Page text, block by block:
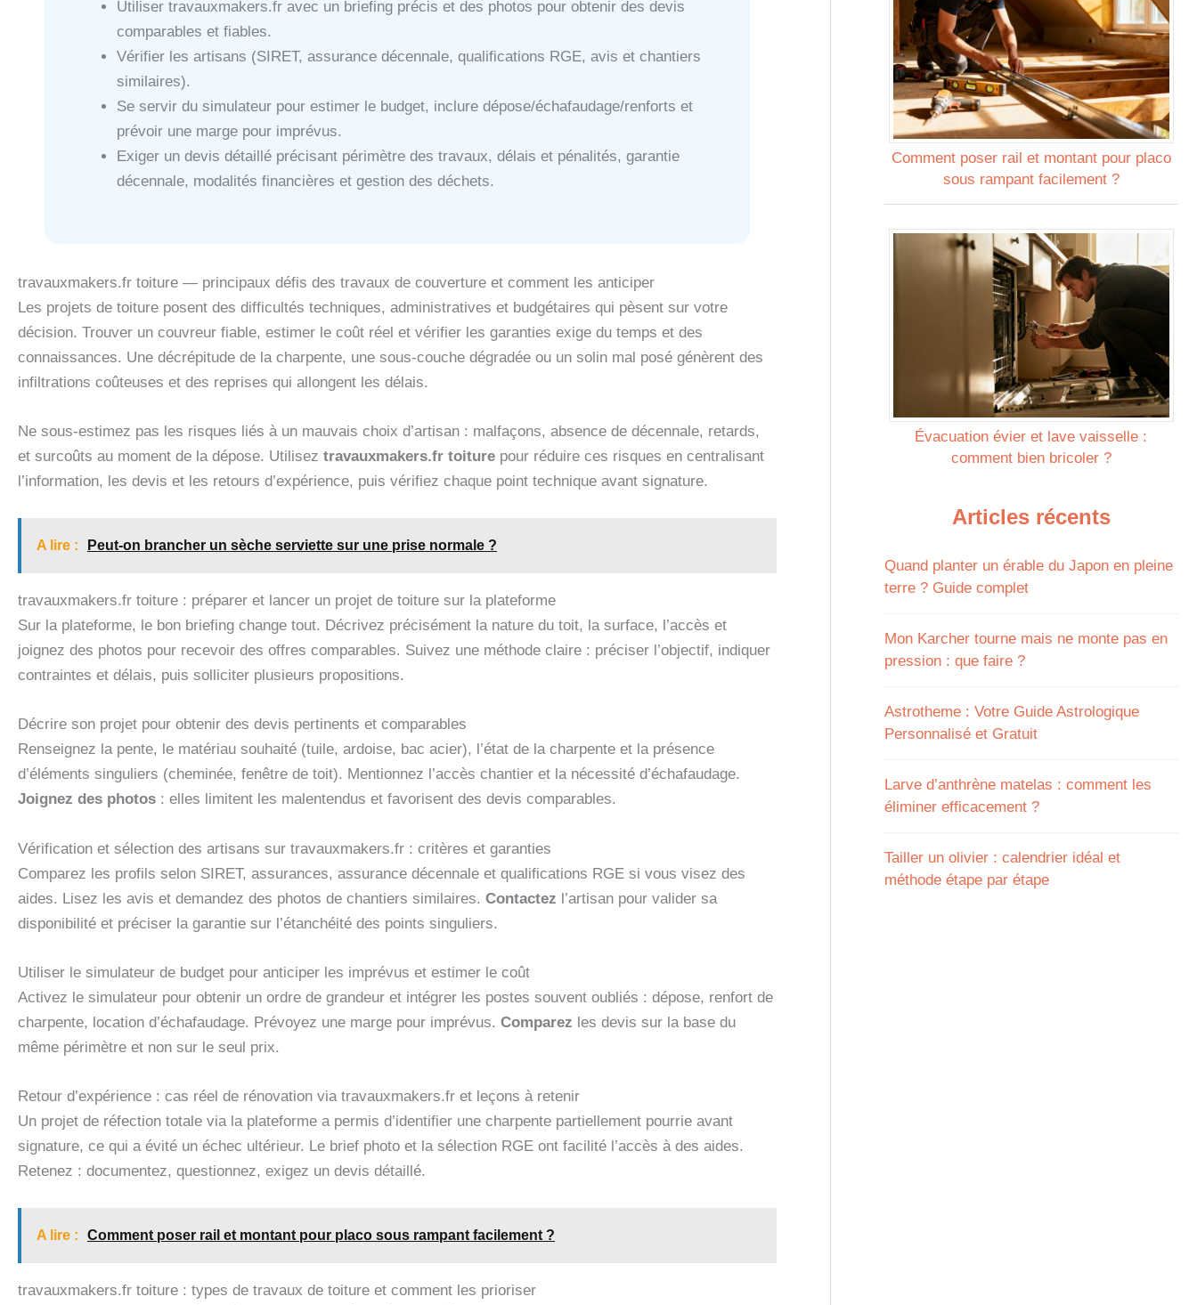
Utiliser travauxmakers.fr avec un briefing précis et des photos pour obtenir des devis
comparables et fiables.
Vérifier les artisans (SIRET, assurance décennale, qualifications RGE, avis et chantiers
similaires).
Se servir du simulateur pour estimer le budget, inclure dépose/échafaudage/renforts et
prévoir une marge pour imprévus.
Exiger un devis détaillé précisant périmètre des travaux, délais et pénalités, garantie
décennale, modalités financières et gestion des déchets.
travauxmakers.fr toiture — principaux défis des travaux de couverture et comment les anticiper
Les projets de toiture posent des difficultés techniques, administratives et budgétaires qui pèsent sur votre
décision. Trouver un couvreur fiable, estimer le coût réel et vérifier les garanties exige du temps et des
connaissances. Une décrépitude de la charpente, une sous-couche dégradée ou un solin mal posé génèrent des
infiltrations coûteuses et des reprises qui allongent les délais.
Ne sous-estimez pas les risques liés à un mauvais choix d’artisan : malfaçons, absence de décennale, retards,
et surcoûts au moment de la dépose. Utilisez travauxmakers.fr toiture pour réduire ces risques en centralisant
l’information, les devis et les retours d’expérience, puis vérifiez chaque point technique avant signature.
A lire : Peut-on brancher un sèche serviette sur une prise normale ?
travauxmakers.fr toiture : préparer et lancer un projet de toiture sur la plateforme
Sur la plateforme, le bon briefing change tout. Décrivez précisément la nature du toit, la surface, l’accès et
joignez des photos pour recevoir des offres comparables. Suivez une méthode claire : préciser l’objectif, indiquer
contraintes et délais, puis solliciter plusieurs propositions.
Décrire son projet pour obtenir des devis pertinents et comparables
Renseignez la pente, le matériau souhaité (tuile, ardoise, bac acier), l’état de la charpente et la présence
d’éléments singuliers (cheminée, fenêtre de toit). Mentionnez l’accès chantier et la nécessité d’échafaudage.
Joignez des photos : elles limitent les malentendus et favorisent des devis comparables.
Vérification et sélection des artisans sur travauxmakers.fr : critères et garanties
Comparez les profils selon SIRET, assurances, assurance décennale et qualifications RGE si vous visez des
aides. Lisez les avis et demandez des photos de chantiers similaires. Contactez l’artisan pour valider sa
disponibilité et préciser la garantie sur l’étanchéité des points singuliers.
Utiliser le simulateur de budget pour anticiper les imprévus et estimer le coût
Activez le simulateur pour obtenir un ordre de grandeur et intégrer les postes souvent oubliés : dépose, renfort de
charpente, location d’échafaudage. Prévoyez une marge pour imprévus. Comparez les devis sur la base du
même périmètre et non sur le seul prix.
Retour d’expérience : cas réel de rénovation via travauxmakers.fr et leçons à retenir
Un projet de réfection totale via la plateforme a permis d’identifier une charpente partiellement pourrie avant
signature, ce qui a évité un échec ultérieur. Le brief photo et la sélection RGE ont facilité l’accès à des aides.
Retenez : documentez, questionnez, exigez un devis détaillé.
A lire : Comment poser rail et montant pour placo sous rampant facilement ?
travauxmakers.fr toiture : types de travaux de toiture et comment les prioriser
Comment poser rail et montant pour placo
sous rampant facilement ?
Évacuation évier et lave vaisselle :
comment bien bricoler ?
Articles récents
Quand planter un érable du Japon en pleine
terre ? Guide complet
Mon Karcher tourne mais ne monte pas en
pression : que faire ?
Astrotheme : Votre Guide Astrologique
Personnalisé et Gratuit
Larve d’anthrène matelas : comment les
éliminer efficacement ?
Tailler un olivier : calendrier idéal et
méthode étape par étape